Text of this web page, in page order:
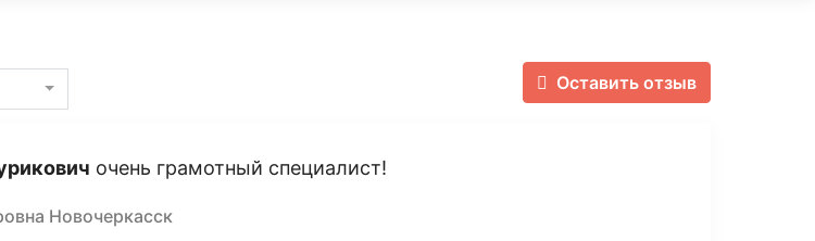
Оставить отзыв
очень грамотный специалист!
Новочеркасск